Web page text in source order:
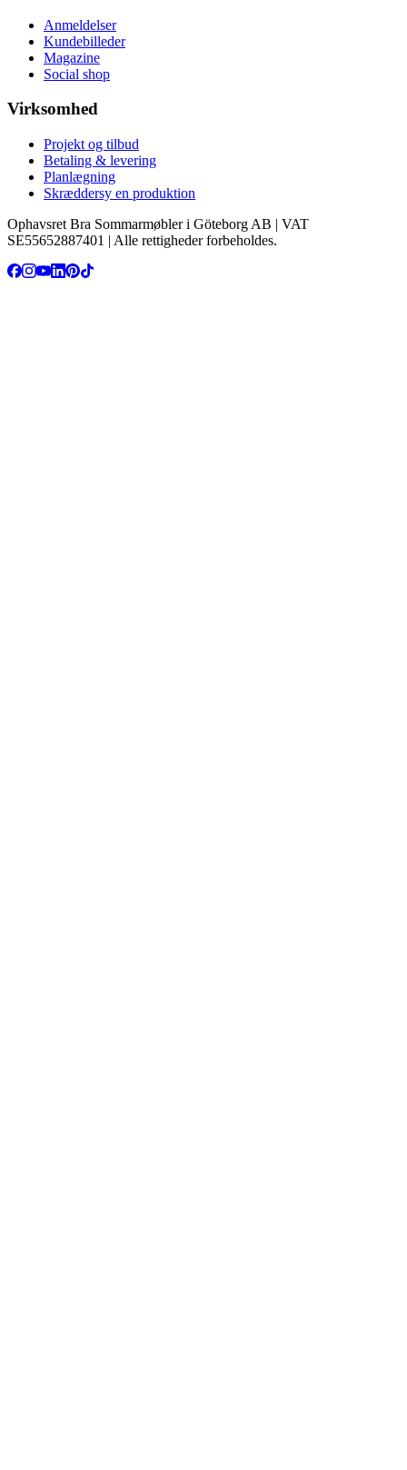
Anmeldelser
Kundebilleder
Magazine
Social shop
Virksomhed
Projekt og tilbud
Betaling & levering
Planlægning
Skræddersy en produktion
Ophavsret Bra Sommarmøbler i Göteborg AB | VAT
SE55652887401 | Alle rettigheder forbeholdes.